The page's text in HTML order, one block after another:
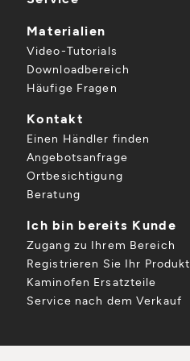
Materialien
Video-Tutorials
Downloadbereich
Häufige Fragen
Kontakt
Einen Händler finden
Angebotsanfrage
Ortbesichtigung
Beratung
Ich bin bereits Kunde
Zugang zu Ihrem Bereich
Registrieren Sie Ihr Produkt
Kaminofen Ersatzteile
Service nach dem Verkauf